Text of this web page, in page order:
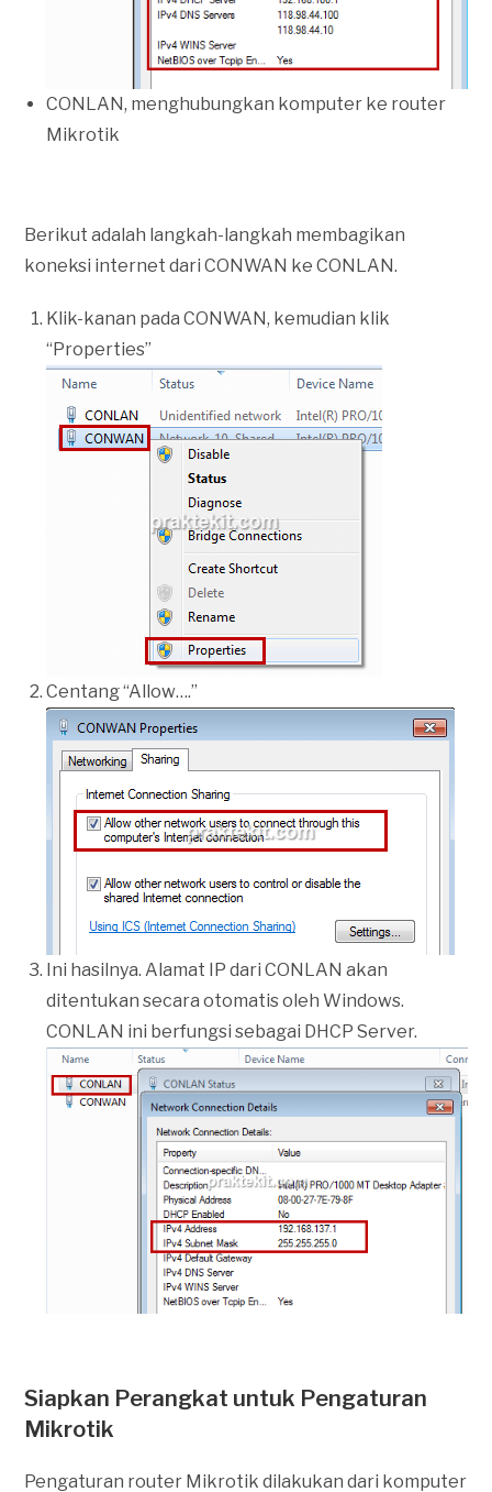
CONLAN, menghubungkan komputer ke router
Mikrotik
Berikut adalah langkah-langkah membagikan
koneksi internet dari CONWAN ke CONLAN.
Klik-kanan pada CONWAN, kemudian klik
“Properties”
Centang “Allow….”
Ini hasilnya. Alamat IP dari CONLAN akan
ditentukan secara otomatis oleh Windows.
CONLAN ini berfungsi sebagai DHCP Server.
Siapkan Perangkat untuk Pengaturan
Mikrotik
Pengaturan router Mikrotik dilakukan dari komputer